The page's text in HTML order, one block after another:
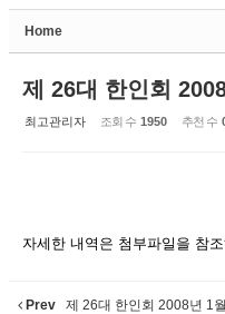
Home
제 26대 한인회
최고관리자 조회 수 1950 추천 수
자세한 내역은 첨부파일을 참
Prev 제 26대 한인회 2008년 1
Sketchbook5,